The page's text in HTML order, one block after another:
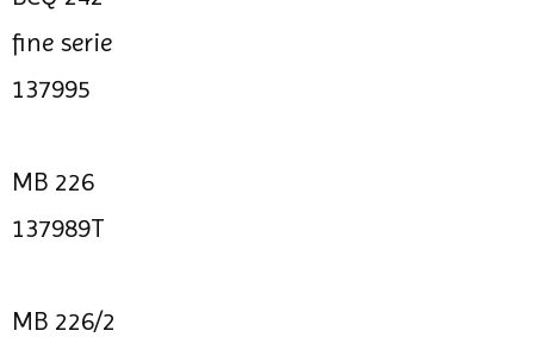
fine serie
137995
MB 226
137989T
MB 226/2